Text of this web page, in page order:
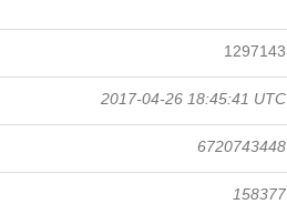
1297143
2017-04-26 18:45:41 UTC
6720743448
158377